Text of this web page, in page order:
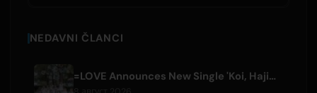
NEDAVNI ČLANCI
=LOVE Announces New Single 'Koi, Hajimemashita.' and Tokyo Dome Concerts